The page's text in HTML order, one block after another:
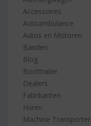
Accessoires
Autoambulance
Autos en Motoren
Banden
Blog
Boottrailer
Dealers
Fabrikanten
Huren
Machine Transporter